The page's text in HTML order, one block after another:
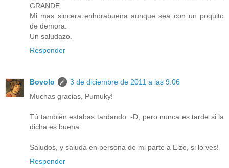
GRANDE.
Mi mas sincera enhorabuena aunque sea con un poquito
de demora.
Un saludazo.
Responder
Bovolo
3 de diciembre de 2011 a las 9:06
Muchas gracias, Pumuky!
Tú también estabas tardando :-D, pero nunca es tarde si la
dicha es buena.
Saludos, y saluda en persona de mi parte a Elzo, si lo ves!
Responder